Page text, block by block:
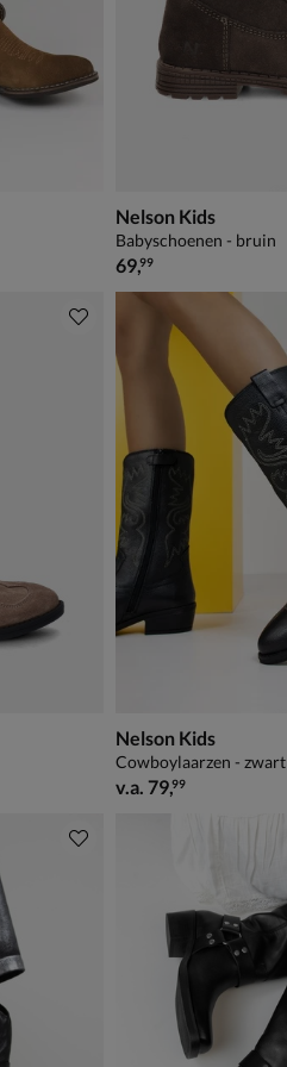
Nelson Kids
Babyschoenen - bruin
€ 69,99
69,99
Nelson Kids
Cowboylaarzen - zwart
vanaf € 79,99
v.a. 79,99